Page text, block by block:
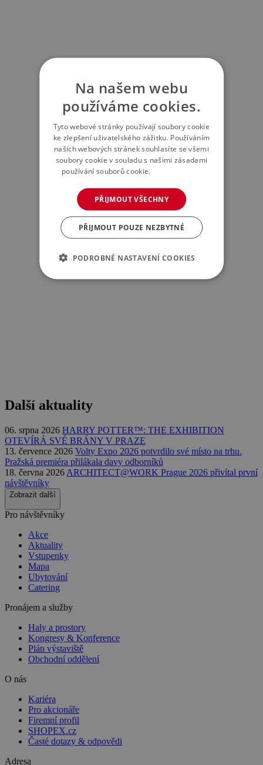
Další aktuality
06. srpna 2026 HARRY POTTER™: THE EXHIBITION
OTEVÍRÁ SVÉ BRÁNY V PRAZE
13. července 2026 Volty Expo 2026 potvrdilo své místo na trhu.
Pražská premiéra přilákala davy odborníků
18. června 2026 ARCHITECT@WORK Prague 2026 přivítal první
návštěvníky
Zobrazit další
Pro návštěvníky
Akce
Aktuality
Vstupenky
Mapa
Ubytování
Catering
Pronájem a služby
Haly a prostory
Kongresy & Konference
Plán výstaviště
Obchodní oddělení
O nás
Kariéra
Pro akcionáře
Firemní profil
SHOPEX.cz
Časté dotazy & odpovědi
Adresa
Na našem webu
používáme cookies.
Tyto webové stránky používají soubory cookie
ke zlepšení uživatelského zážitku. Používáním
našich webových stránek souhlasíte se všemi
soubory cookie v souladu s našimi zásadami
používání souborů cookie.
PŘIJMOUT VŠECHNY
PŘIJMOUT POUZE NEZBYTNÉ
PODROBNÉ NASTAVENÍ COOKIES